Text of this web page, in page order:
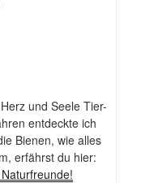
und Seele Tier-
entdeckte ich
Bienen, wie alles
erfährst du hier: